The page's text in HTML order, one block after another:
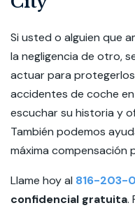
Si usted o alguien que
la negligencia de otro,
actuar para
accidentes de coche
escuchar su historia y
También podemos
máxima compensación
Llame hoy al 816-203-
confidencial gratuita.